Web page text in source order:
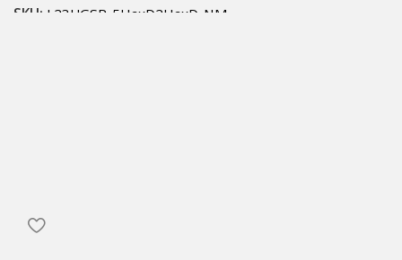
SKU: L23UGSR-5HaxD2HaxD-NM